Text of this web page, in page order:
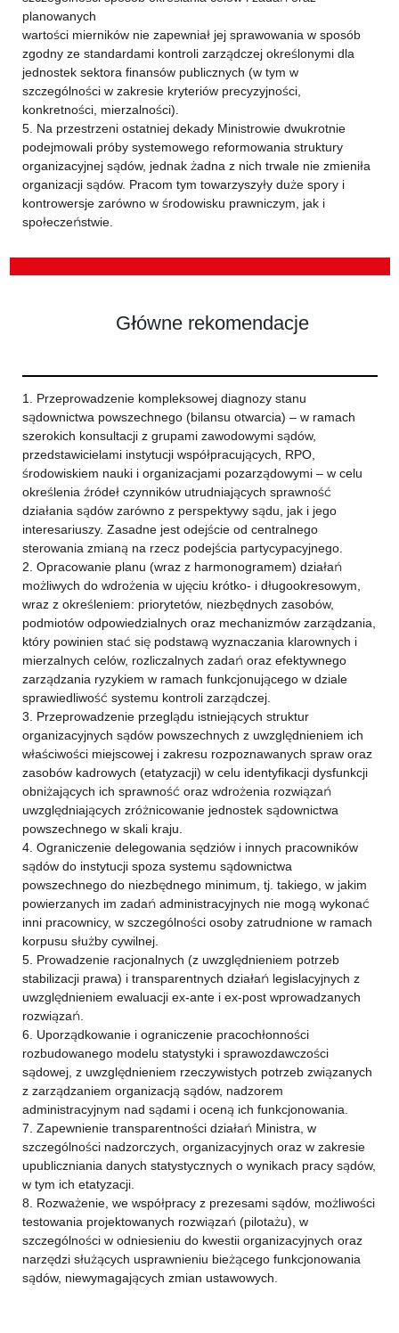
planowanych
wartości mierników nie zapewniał jej sprawowania w sposób
zgodny ze standardami kontroli zarządczej określonymi dla
jednostek sektora finansów publicznych (w tym w
szczególności w zakresie kryteriów precyzyjności,
konkretności, mierzalności).
5. Na przestrzeni ostatniej dekady Ministrowie dwukrotnie
podejmowali próby systemowego reformowania struktury
organizacyjnej sądów, jednak żadna z nich trwale nie zmieniła
organizacji sądów. Pracom tym towarzyszyły duże spory i
kontrowersje zarówno w środowisku prawniczym, jak i
społeczeństwie.
Główne rekomendacje
1. Przeprowadzenie kompleksowej diagnozy stanu
sądownictwa powszechnego (bilansu otwarcia) – w ramach
szerokich konsultacji z grupami zawodowymi sądów,
przedstawicielami instytucji współpracujących, RPO,
środowiskiem nauki i organizacjami pozarządowymi – w celu
określenia źródeł czynników utrudniających sprawność
działania sądów zarówno z perspektywy sądu, jak i jego
interesariuszy. Zasadne jest odejście od centralnego
sterowania zmianą na rzecz podejścia partycypacyjnego.
2. Opracowanie planu (wraz z harmonogramem) działań
możliwych do wdrożenia w ujęciu krótko- i długookresowym,
wraz z określeniem: priorytetów, niezbędnych zasobów,
podmiotów odpowiedzialnych oraz mechanizmów zarządzania,
który powinien stać się podstawą wyznaczania klarownych i
mierzalnych celów, rozliczalnych zadań oraz efektywnego
zarządzania ryzykiem w ramach funkcjonującego w dziale
sprawiedliwość systemu kontroli zarządczej.
3. Przeprowadzenie przeglądu istniejących struktur
organizacyjnych sądów powszechnych z uwzględnieniem ich
właściwości miejscowej i zakresu rozpoznawanych spraw oraz
zasobów kadrowych (etatyzacji) w celu identyfikacji dysfunkcji
obniżających ich sprawność oraz wdrożenia rozwiązań
uwzględniających zróżnicowanie jednostek sądownictwa
powszechnego w skali kraju.
4. Ograniczenie delegowania sędziów i innych pracowników
sądów do instytucji spoza systemu sądownictwa
powszechnego do niezbędnego minimum, tj. takiego, w jakim
powierzanych im zadań administracyjnych nie mogą wykonać
inni pracownicy, w szczególności osoby zatrudnione w ramach
korpusu służby cywilnej.
5. Prowadzenie racjonalnych (z uwzględnieniem potrzeb
stabilizacji prawa) i transparentnych działań legislacyjnych z
uwzględnieniem ewaluacji ex-ante i ex-post wprowadzanych
rozwiązań.
6. Uporządkowanie i ograniczenie pracochłonności
rozbudowanego modelu statystyki i sprawozdawczości
sądowej, z uwzględnieniem rzeczywistych potrzeb związanych
z zarządzaniem organizacją sądów, nadzorem
administracyjnym nad sądami i oceną ich funkcjonowania.
7. Zapewnienie transparentności działań Ministra, w
szczególności nadzorczych, organizacyjnych oraz w zakresie
upubliczniania danych statystycznych o wynikach pracy sądów,
w tym ich etatyzacji.
8. Rozważenie, we współpracy z prezesami sądów, możliwości
testowania projektowanych rozwiązań (pilotażu), w
szczególności w odniesieniu do kwestii organizacyjnych oraz
narzędzi służących usprawnieniu bieżącego funkcjonowania
sądów, niewymagających zmian ustawowych.